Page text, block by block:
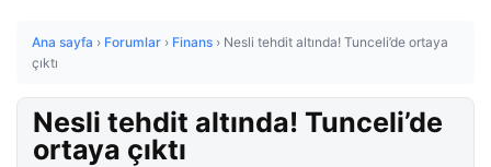
Ana sayfa › Forumlar › Finans › Nesli tehdit altında! Tunceli’de ortaya
çıktı
Nesli tehdit altında! Tunceli’de
ortaya çıktı